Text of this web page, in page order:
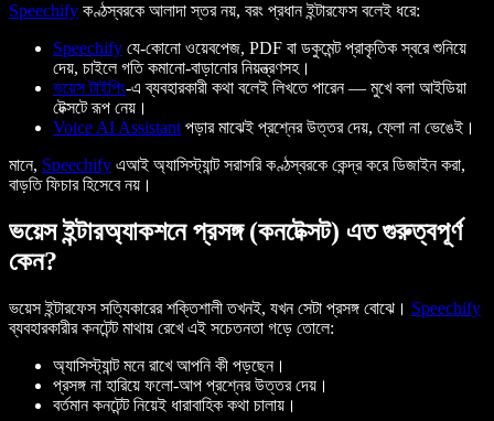
Speechify কণ্ঠস্বরকে আলাদা স্তর নয়, বরং প্রধান ইন্টারফেসবলেই ধরে:
Speechify যে-কোনো ওয়েবপেজ, PDF বা ডকুমেন্ট প্রাকৃতিক স্বরে শুনিয়ে
দেয়, চাইলে গতি কমানো-বাড়ানোর নিয়ন্ত্রণসহ।
ভয়েস টাইপিং-এ ব্যবহারকারী কথা বলেই লিখতে পারেন — মুখে বলা আইডিয়া
টেক্সটে রূপ নেয়।
Voice AI Assistant পড়ার মাঝেই প্রশ্নের উত্তর দেয়, ফ্লো না ভেঙেই।
মানে, Speechify এআই অ্যাসিস্ট্যান্ট সরাসরি কণ্ঠস্বরকে কেন্দ্র করে ডিজাইন করা,
বাড়তি ফিচার হিসেবে নয়।
ভয়েস ইন্টারঅ্যাকশনে প্রসঙ্গ (কনটেক্সট) এত গুরুত্বপূর্ণ
কেন?
ভয়েস ইন্টারফেস সত্যিকারের শক্তিশালী তখনই, যখন সেটা প্রসঙ্গ বোঝে। Speechify
ব্যবহারকারীর কনটেন্ট মাথায় রেখে এই সচেতনতা গড়ে তোলে:
অ্যাসিস্ট্যান্ট মনে রাখে আপনি কী পড়ছেন।
প্রসঙ্গ না হারিয়ে ফলো-আপ প্রশ্নের উত্তর দেয়।
বর্তমান কনটেন্ট নিয়েই ধারাবাহিক কথা চালায়।